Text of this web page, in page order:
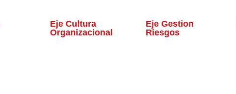
Eje Cultura
Organizacional
Eje Gestion
Riesgos